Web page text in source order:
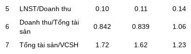
5
LNST/Doanh thu 0.10 0.11 0.14
6
Doanh thu/Tổng tài
sản
0.842 0.839 1.06
7 Tổng tài sản/VCSH 1.72 1.62 1.23